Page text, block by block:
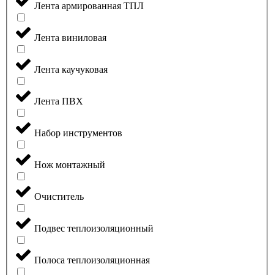
Лента армированная ТПЛ
Лента виниловая
Лента каучуковая
Лента ПВХ
Набор инструментов
Нож монтажный
Очиститель
Подвес теплоизоляционный
Полоса теплоизоляционная